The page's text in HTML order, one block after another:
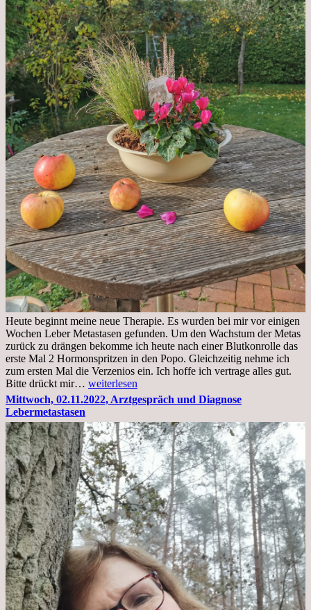
Heute beginnt meine neue Therapie. Es wurden bei mir vor einigen
Wochen Leber Metastasen gefunden. Um den Wachstum der Metas
zurück zu drängen bekomme ich heute nach einer Blutkonrolle das
erste Mal 2 Hormonspritzen in den Popo. Gleichzeitig nehme ich
zum ersten Mal die Verzenios ein. Ich hoffe ich vertrage alles gut.
Bitte drückt mir… Mittwoch,
09.11.2022
weiterlesen
Mittwoch, 02.11.2022, Arztgespräch und Diagnose
Lebermetastasen